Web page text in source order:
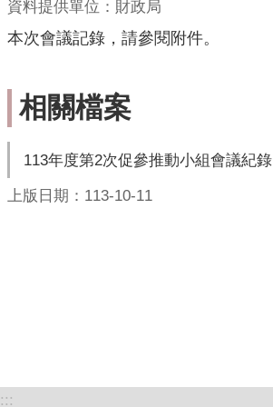
資料提供單位：財政局
本次會議記錄，請參閱附件。
相關檔案
113年度第2次促參推動小組會議紀錄
上版日期：113-10-11
:::